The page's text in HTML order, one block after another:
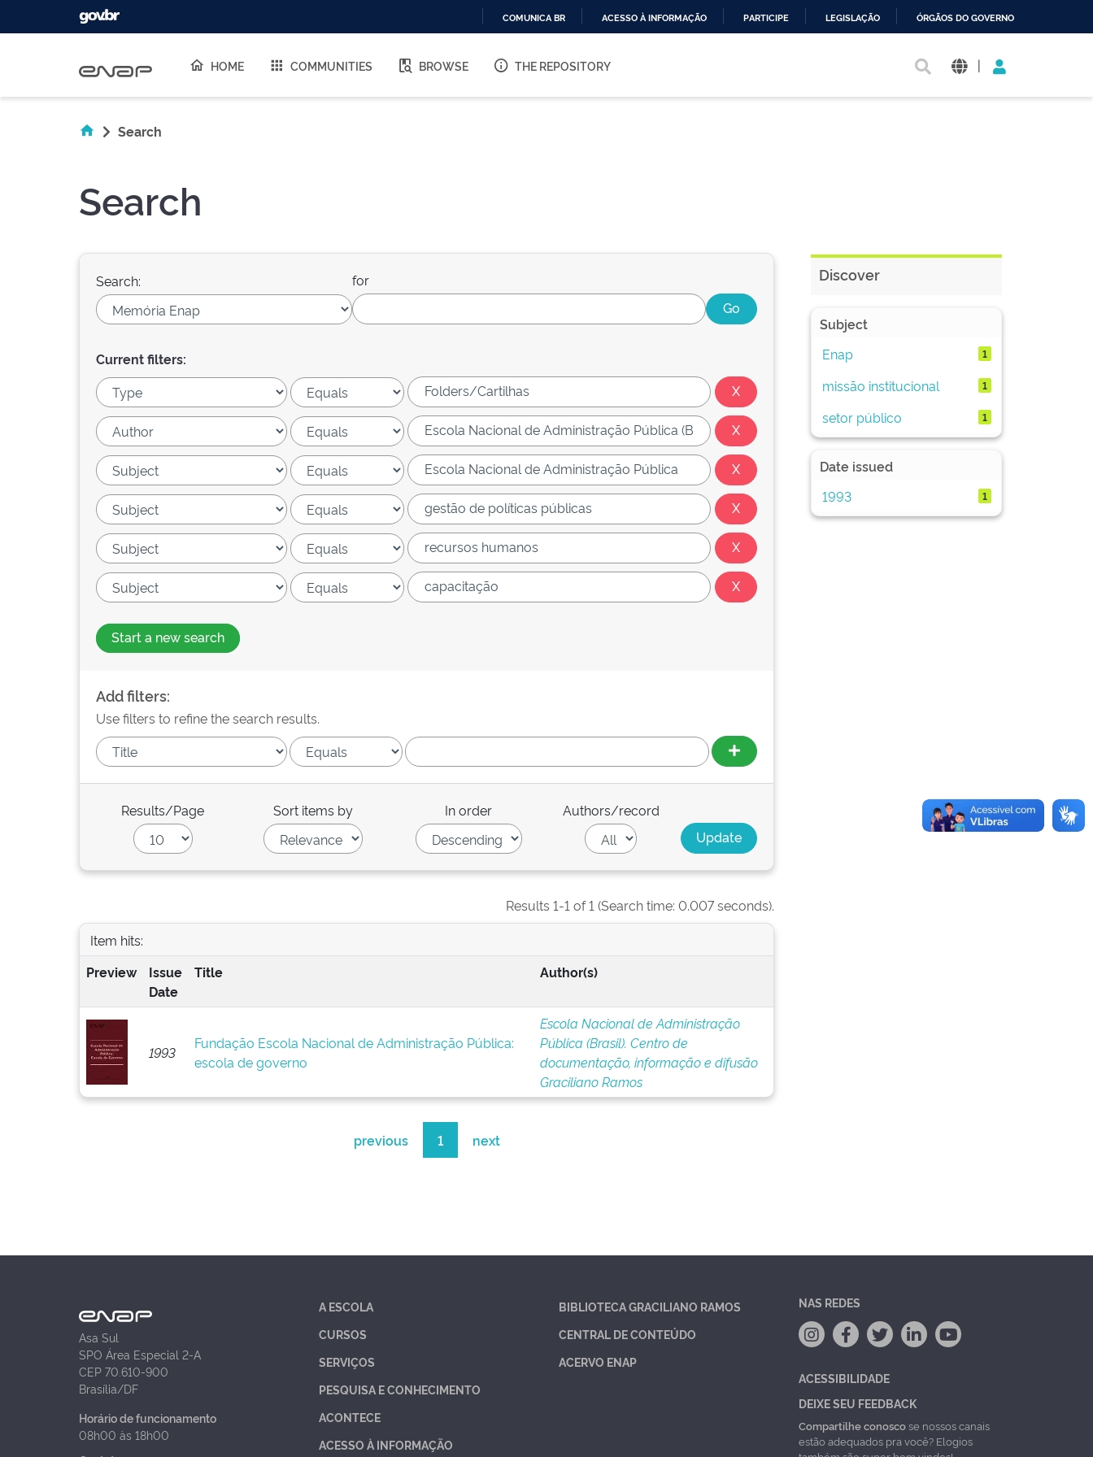
O
COMUNICA BR ACESSO À INFORMAÇÃO PARTICIPE LEGISLAÇÃO ÓRGÃOS DO GOVERNO
HOME COMMUNITIES BROWSE THE REPOSITORY |
Search
Search
Search: for
Current filters:
Start a new search
Add filters:
Use filters to refine the search results.
Results/Page Sort items by In order Authors/record
Results 1-1 of 1 (Search time: 0.007 seconds).
Item hits:
Preview
Issue
Date
Title Author(s)
1993
Fundação Escola Nacional de Administração Pública:
escola de governo
Escola Nacional de Administração
Pública (Brasil). Centro de
documentação, informação e difusão
Graciliano Ramos
previous 1 next
Discover
Subject
Enap
1
missão institucional 1
setor público 1
Date issued
1993
1
Asa Sul
SPO Área Especial 2-A
CEP 70.610-900
Brasília/DF
Horário de funcionamento
08h00 às 18h00
A ESCOLA
CURSOS
SERVIÇOS
PESQUISA E CONHECIMENTO
ACONTECE
ACESSO À INFORMAÇÃO
BIBLIOTECA GRACILIANO RAMOS
CENTRAL DE CONTEÚDO
ACERVO ENAP
NAS REDES
ACESSIBILIDADE
DEIXE SEU FEEDBACK
Compartilhe conoscose nossos canais
estão adequados pra você? Elogios